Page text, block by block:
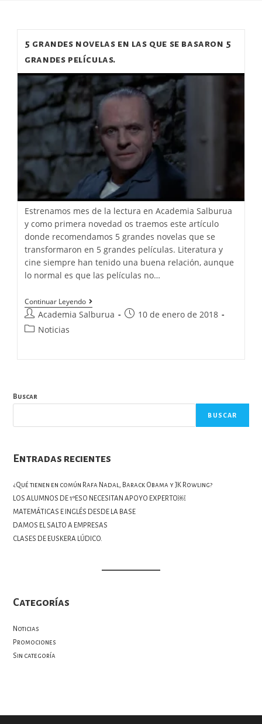
5 grandes novelas en las que se basaron 5
grandes películas.
Estrenamos mes de la lectura en Academia Salburua
y como primera novedad os traemos este artículo
donde recomendamos 5 grandes novelas que se
transformaron en 5 grandes películas. Literatura y
cine siempre han tenido una buena relación, aunque
lo normal es que las películas no…
Continuar Leyendo
Academia Salburua
10 de enero de 2018
Noticias
Buscar
BUSCAR
Entradas recientes
¿Qué tienen en común Rafa Nadal, Barack Obama y JK Rowling?
LOS ALUMNOS DE 1ºESO NECESITAN APOYO EXPERTO￼
MATEMÁTICAS E INGLÉS DESDE LA BASE
DAMOS EL SALTO A EMPRESAS
CLASES DE EUSKERA LÚDICO.
Categorías
Noticias
Promociones
Sin categoría